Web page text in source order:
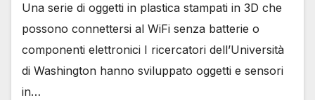
Una serie di oggetti in plastica stampati in 3D che
possono connettersi al WiFi senza batterie o
componenti elettronici I ricercatori dell’Università
di Washington hanno sviluppato oggetti e sensori
in…